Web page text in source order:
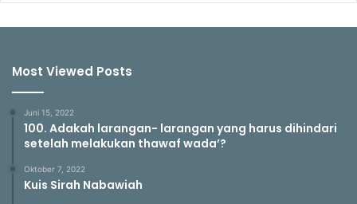
Most Viewed Posts
Juni 15, 2022
100. Adakah larangan- larangan yang harus dihindari
setelah melakukan thawaf wada’?
Oktober 7, 2022
Kuis Sirah Nabawiah